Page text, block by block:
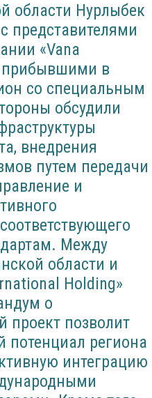
области Нурлыбек
представителями
«Vana
прибывшими в
со специальным
обсудили
внедрения
путем передачи
и
Между
области и
Holding»
о
проект позволит
потенциал региона
интеграцию